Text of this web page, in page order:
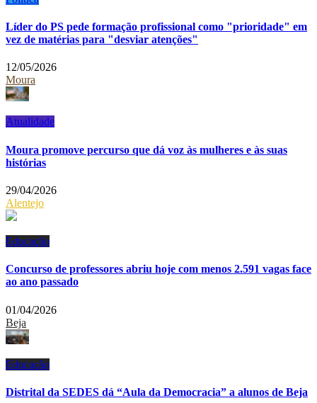
Líder do PS pede formação profissional como "prioridade" em
vez de matérias para "desviar atenções"
12/05/2026
Moura
Atualidade
Moura promove percurso que dá voz às mulheres e às suas
histórias
29/04/2026
Alentejo
Educação
Concurso de professores abriu hoje com menos 2.591 vagas face
ao ano passado
01/04/2026
Beja
Educação
Distrital da SEDES dá “Aula da Democracia” a alunos de Beja